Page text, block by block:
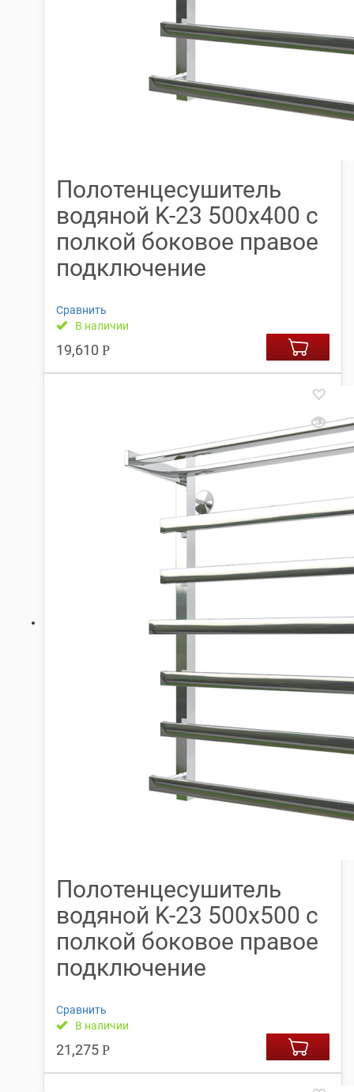
Полотенцесушитель
водяной K-23 500х400 с
полкой боковое правое
подключение
Сравнить
В наличии
19,610 Р
Полотенцесушитель
водяной K-23 500х500 с
полкой боковое правое
подключение
Сравнить
В наличии
21,275 Р